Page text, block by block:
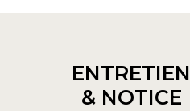
ENTRETIEN
& NOTICE